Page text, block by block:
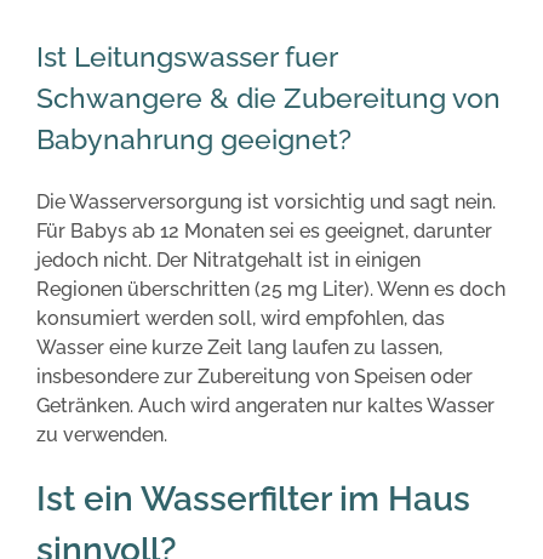
Ist Leitungswasser fuer
Schwangere & die Zubereitung von
Babynahrung geeignet?
Die Wasserversorgung ist vorsichtig und sagt nein.
Für Babys ab 12 Monaten sei es geeignet, darunter
jedoch nicht. Der Nitratgehalt ist in einigen
Regionen überschritten (25 mg Liter). Wenn es doch
konsumiert werden soll, wird empfohlen, das
Wasser eine kurze Zeit lang laufen zu lassen,
insbesondere zur Zubereitung von Speisen oder
Getränken. Auch wird angeraten nur kaltes Wasser
zu verwenden.
Ist ein Wasserfilter im Haus
sinnvoll?